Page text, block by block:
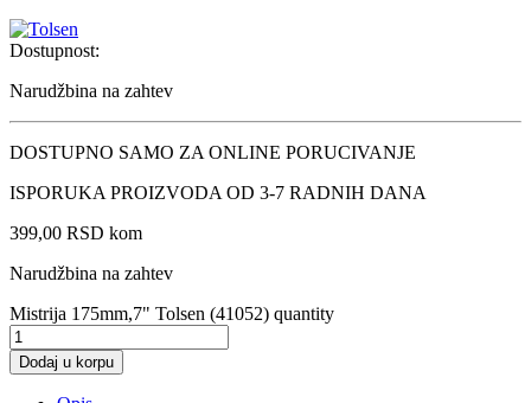
Dostupnost:
Narudžbina na zahtev
DOSTUPNO SAMO ZA ONLINE PORUCIVANJE
ISPORUKA PROIZVODA OD 3-7 RADNIH DANA
399,00 RSD kom
Narudžbina na zahtev
Mistrija 175mm,7" Tolsen (41052) quantity
Dodaj u korpu